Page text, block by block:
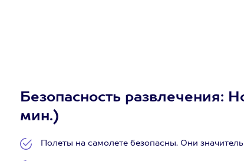
Безопасность развлечения:
мин.)
Полеты на самолете безопасны. Они